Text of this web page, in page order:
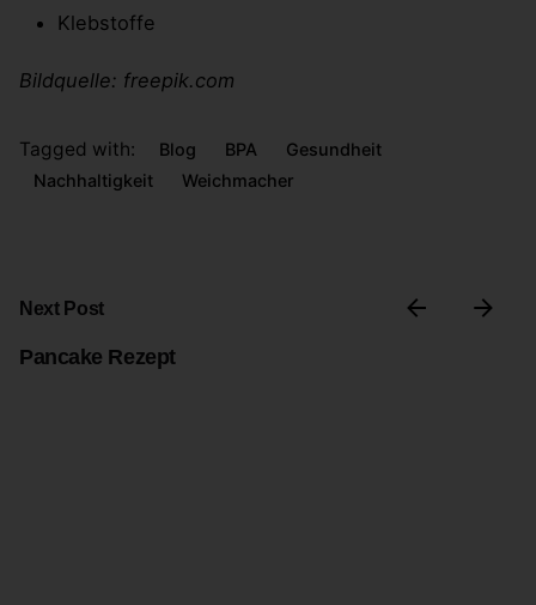
Klebstoffe
Bildquelle: freepik.com
Tagged with: Blog BPA
Gesundheit
Nachhaltigkeit
Weichmacher
Next Post
Pancake Rezept